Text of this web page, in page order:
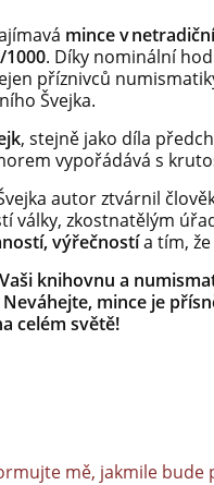
mince v
. Díky nominální
příznivců
Švejka.
, stejně jako díla
vypořádává s
autor ztvárnil
války, zkostnatělým
výřečnostía tím, že
knihovnu a
Neváhejte, mince je
celém světě!
mě, jakmile bude